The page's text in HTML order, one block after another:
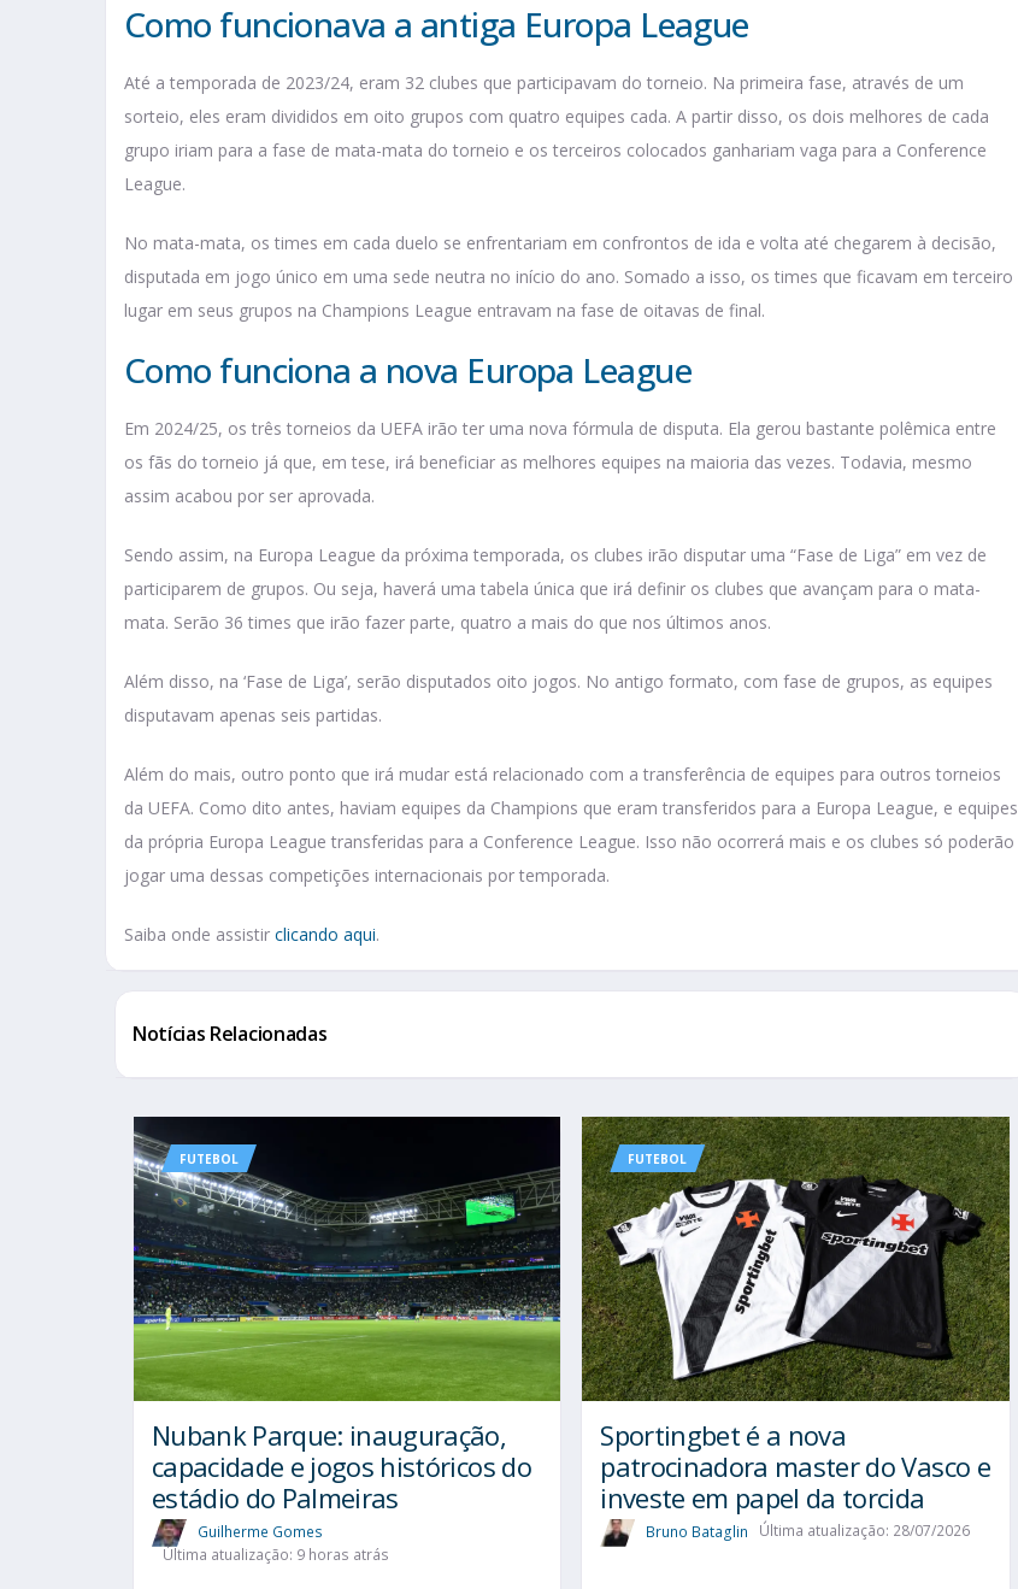
Como funcionava a antiga Europa League
Até a temporada de 2023/24, eram 32 clubes que participavam do torneio. Na primeira fase, através de um
sorteio, eles eram divididos em oito grupos com quatro equipes cada. A partir disso, os dois melhores de cada
grupo iriam para a fase de mata-mata do torneio e os terceiros colocados ganhariam vaga para a Conference
League.
No mata-mata, os times em cada duelo se enfrentariam em confrontos de ida e volta até chegarem à decisão,
disputada em jogo único em uma sede neutra no início do ano. Somado a isso, os times que ficavam em terceiro
lugar em seus grupos na Champions League entravam na fase de oitavas de final.
Como funciona a nova Europa League
Em 2024/25, os três torneios da UEFA irão ter uma nova fórmula de disputa. Ela gerou bastante polêmica entre
os fãs do torneio já que, em tese, irá beneficiar as melhores equipes na maioria das vezes. Todavia, mesmo
assim acabou por ser aprovada.
Sendo assim, na Europa League da próxima temporada, os clubes irão disputar uma “Fase de Liga” em vez de
participarem de grupos. Ou seja, haverá uma tabela única que irá definir os clubes que avançam para o mata-
mata. Serão 36 times que irão fazer parte, quatro a mais do que nos últimos anos.
Além disso, na ‘Fase de Liga’, serão disputados oito jogos. No antigo formato, com fase de grupos, as equipes
disputavam apenas seis partidas.
Além do mais, outro ponto que irá mudar está relacionado com a transferência de equipes para outros torneios
da UEFA. Como dito antes, haviam equipes da Champions que eram transferidos para a Europa League, e equipes
da própria Europa League transferidas para a Conference League. Isso não ocorrerá mais e os clubes só poderão
jogar uma dessas competições internacionais por temporada.
Saiba onde assistir clicando aqui.
Notícias Relacionadas
FUTEBOL
Nubank Parque: inauguração,
capacidade e jogos históricos do
estádio do Palmeiras
Guilherme Gomes
Última atualização: 9 horas atrás
FUTEBOL
Sportingbet é a nova
patrocinadora master do Vasco e
investe em papel da torcida
Bruno Bataglin Última atualização: 28/07/2026